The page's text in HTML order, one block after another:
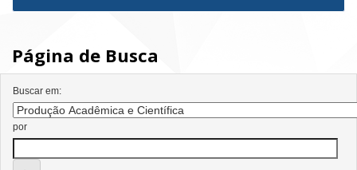
Página de Busca
Buscar em:
por